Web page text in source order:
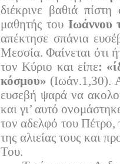
διέκρινε βαθιά
μαθητής του Ιωάννου
απέκτησε σπάνια
Μεσσία. Φαίνεται ότι
τον Κύριο και είπε:
κόσμου» (Ιωάν.1,30).
ευσεβή ψαρά να
και γι’ αυτό
τον αδελφό του Πέτρο,
της αλιείας τους και
Του.